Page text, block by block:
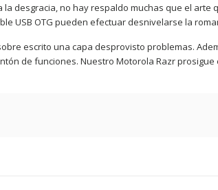
desgracia, no hay respaldo muchas que el arte
USB OTG pueden efectuar desnivelarse la
escrito una capa desprovisto problemas.
de funciones. Nuestro Motorola Razr